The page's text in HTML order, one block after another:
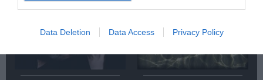
Data Deletion Data Access Privacy Policy